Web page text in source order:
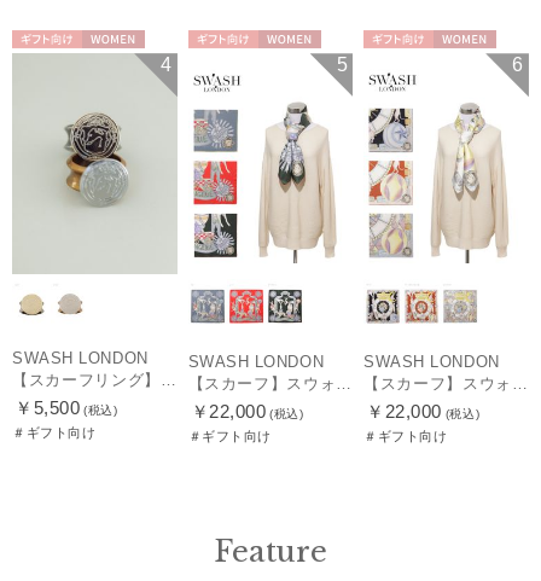
ギフト向けWOMEN 4
SWASH LONDON
￥5,500 (税込)
＃ギフト向け
WOMEN 5
SWASH LONDON
￥22,000 (税込)
＃ギフト向け
WOMEN 6
SWASH LONDON
￥22,000 (税込)
＃ギフト向け
Feature